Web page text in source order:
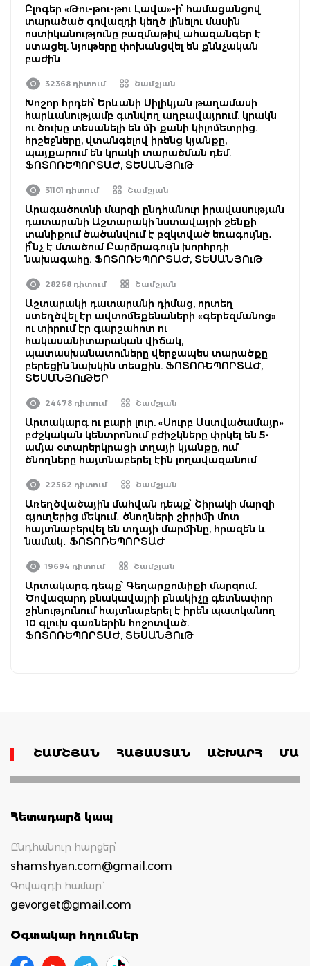
Բլոգեր «Թու-թու-թու Լավա»-ի՝ համացանցով
տարածած գովազդի կեղծ լինելու մասին
ոստիկանությունը բազմաթիվ ահազանգեր է
ստացել. նյութերը փոխանցվել են քննչական
բաժին
32368 դիտում Շամշյան
Խոշոր հրդեհ՝ Երևանի Սիլիկյան թաղամասի
հարևանությամբ գտնվող աղբավայրում. կրակն
ու ծուխը տեսանելի են մի քանի կիլոմետրից.
հրշեջները, վտանգելով իրենց կյանքը,
պայքարում են կրակի տարածման դեմ.
ՖՈՏՈՌԵՊՈՐՏԱԺ, ՏԵՍԱՆՅՈւԹ
31101 դիտում Շամշյան
Արագածոտնի մարզի ընդհանուր իրավասության
դատարանի Աշտարակի նստավայրի շենքի
տանիքում ծածանվում է բզկտված եռագույնը․
ի՞նչ է մտածում Բարձրագույն խորհրդի
նախագահը. ՖՈՏՈՌԵՊՈՐՏԱԺ, ՏԵՍԱՆՅՈւԹ
28268 դիտում Շամշյան
Աշտարակի դատարանի դիմաց, որտեղ
ստեղծվել էր ավտոմեքենաների «գերեզմանոց»
ու տիրում էր գարշահոտ ու
հակասանիտարական վիճակ,
պատասխանատուները վերջապես տարածքը
բերեցին նախկին տեսքին. ՖՈՏՈՌԵՊՈՐՏԱԺ,
ՏԵՍԱՆՅՈւԹԵՐ
24478 դիտում Շամշյան
Արտակարգ ու բարի լուր. «Սուրբ Աստվածամայր»
բժշկական կենտրոնում բժիշկները փրկել են 5-
ամյա օտարերկրացի տղայի կյանքը, ում
ծնողները հայտնաբերել էին լողավազանում
22562 դիտում Շամշյան
Առեղծվածային մահվան դեպք՝ Շիրակի մարզի
գյուղերից մեկում․ ծնողների շիրիմի մոտ
հայտնաբերվել են տղայի մարմինը, հրազեն և
նամակ․ ՖՈՏՈՌԵՊՈՐՏԱԺ
19694 դիտում Շամշյան
Արտակարգ դեպք՝ Գեղարքունիքի մարզում.
Ծովազարդ բնակավայրի բնակիչը գետնափոր
շինությունում հայտնաբերել է իրեն պատկանող
10 գլուխ գառներին հոշոտված.
ՖՈՏՈՌԵՊՈՐՏԱԺ, ՏԵՍԱՆՅՈւԹ
ՇԱՄՇՅԱՆ ՀԱՅԱՍՏԱՆ ԱՇԽԱՐՀ
Հետադարձ կապ
Ընդհանուր հարցեր՝
shamshyan.com@gmail.com
Գովազդի համար`
gevorget@gmail.com
Օգտակար հղումներ